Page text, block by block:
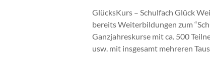
GlücksKurs – Schulfach Glück
bereits Weiterbildungen zum
Ganzjahreskurse mit ca. 500
usw. mit insgesamt mehreren